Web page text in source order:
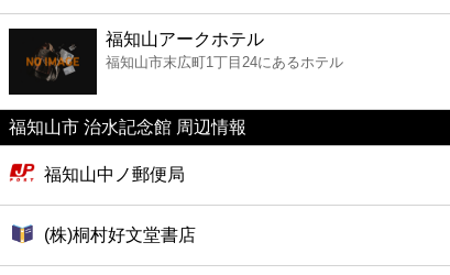
ファーストフード
カフェ
ショッピング
銀行
公共
福知山アークホテル
福知山市末広町1丁目24にあるホテル
福知山市 治水記念館 周辺情報
福知山中ノ郵便局
(株)桐村好文堂書店